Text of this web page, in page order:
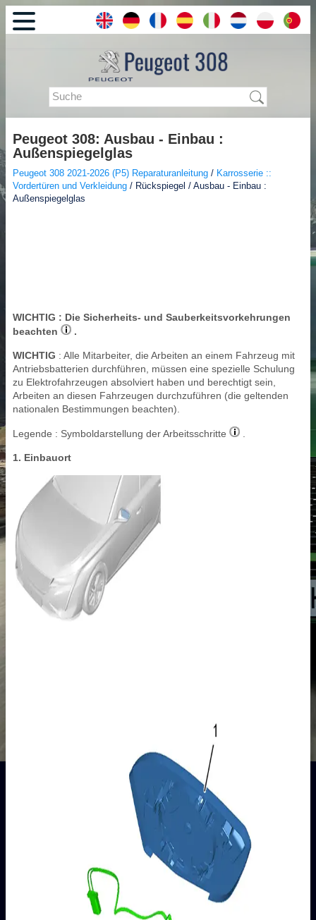
Peugeot 308: Ausbau - Einbau :
Außenspiegelglas
Peugeot 308 2021-2026 (P5) Reparaturanleitung / Karrosserie ::
Vordertüren und Verkleidung / Rückspiegel / Ausbau - Einbau :
Außenspiegelglas
WICHTIG : Die Sicherheits- und Sauberkeitsvorkehrungen
beachten
.
WICHTIG : Alle Mitarbeiter, die Arbeiten an einem Fahrzeug mit
Antriebsbatterien durchführen, müssen eine spezielle Schulung
zu Elektrofahrzeugen absolviert haben und berechtigt sein,
Arbeiten an diesen Fahrzeugen durchzuführen (die geltenden
nationalen Bestimmungen beachten).
Legende : Symboldarstellung der Arbeitsschritte
1. Einbauort